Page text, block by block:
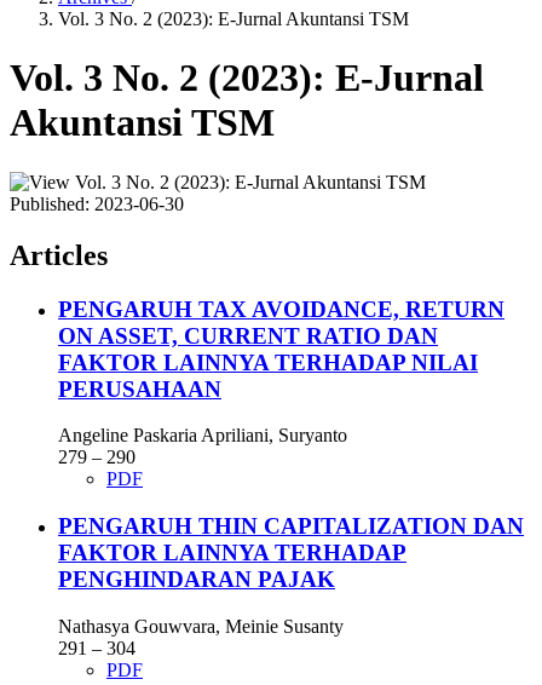
Vol. 3 No. 2 (2023): E-Jurnal Akuntansi TSM
Vol. 3 No. 2 (2023): E-Jurnal
Akuntansi TSM
Published: 2023-06-30
Articles
PENGARUH TAX AVOIDANCE, RETURN
ON ASSET, CURRENT RATIO DAN
FAKTOR LAINNYA TERHADAP NILAI
PERUSAHAAN
Angeline Paskaria Apriliani, Suryanto
279 – 290
PDF
PENGARUH THIN CAPITALIZATION DAN
FAKTOR LAINNYA TERHADAP
PENGHINDARAN PAJAK
Nathasya Gouwvara, Meinie Susanty
291 – 304
PDF